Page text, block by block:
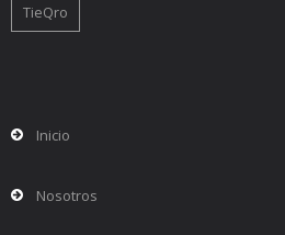
TieQro
Inicio
Nosotros